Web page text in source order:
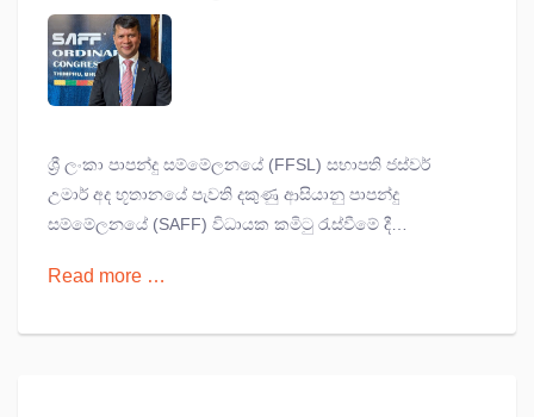
ගෞරවණීය ජයග්‍රහණයක්
ශ්‍රී ලංකා පාපන්දු සම්මේලනයේ (FFSL) සභාපති ජස්වර්
උමාර් අද භූතානයේ පැවති දකුණු ආසියානු පාපන්දු
සම්මේලනයේ (SAFF) විධායක කමිටු රැස්වීමේ දී
Read more …